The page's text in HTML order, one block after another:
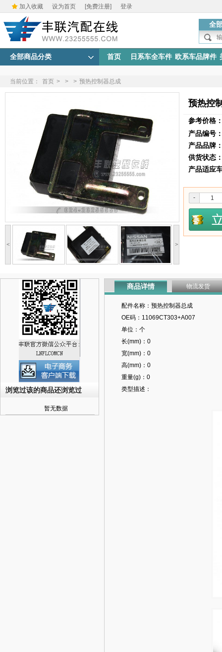
加入收藏 设为首页 [免费注册] 登录
全
全部商品分类 首页 日系车全车件 欧系车品牌件
当前位置： 首页 > > > 预热控制器总成
< >
预热控
参考价格
产品编号
产品品牌
供货状态
产品适应
-
浏览过该的商品还浏览过
暂无数据
商品详情 物流发货
配件名称：预热控制器总成
OE码：11069CT303+A007
单位：个
长(mm)：0
宽(mm)：0
高(mm)：0
重量(g)：0
类型描述：